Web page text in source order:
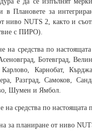
в Плановете за
ниво NUTS 2, както и
с ПИРО).
на средства по
Ботевград,
Карнобат,
Разград, Самоков,
Шумен и Ямбол.
средства по настоящата
за планиране от ниво